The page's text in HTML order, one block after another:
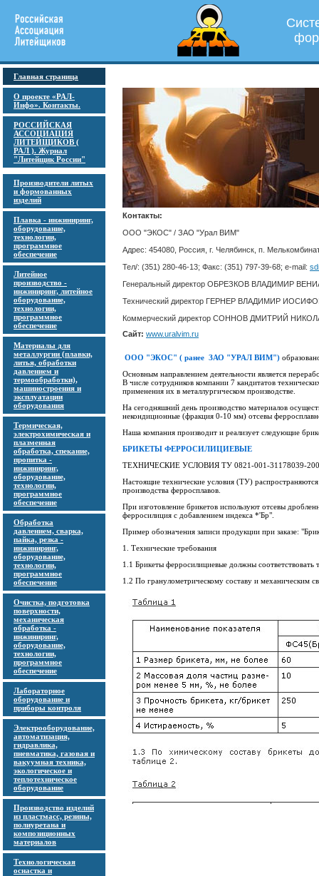
Главная страница
О проекте «РАЛ-
Инфо». Контакты.
РОССИЙСКАЯ
АССОЦИАЦИЯ
ЛИТЕЙЩИКОВ (
РАЛ ). Журнал
"Литейщик России"
Производители литых
и формованных
изделий
Плавка - инжиниринг,
оборудование,
технологии,
программное
обеспечение
Литейное
производство -
инжиниринг, литейное
оборудование,
технологии,
программное
обеспечение
Материалы для
металлургии (плавки,
литья, обработки
давлением и
термообработки),
машиностроения и
эксплуатации
оборудования
Термическая,
электрохимическая и
плазменная
обработка, спекание,
пропитка -
инжиниринг,
оборудование,
технологии,
программное
обеспечение
Обработка
давлением, сварка,
пайка, резка -
инжиниринг,
оборудование,
технологии,
программное
обеспечение
Очистка, подготовка
поверхности,
механическая
обработка -
инжиниринг,
оборудование,
технологии,
программное
обеспечение
Лабораторное
оборудование и
приборы контроля
Электрооборудование,
автоматизация,
гидравлика,
пневматика, газовая и
вакуумная техника,
экологическое и
теплотехническое
оборудование
Производство изделий
из пластмасс, резины,
полиуретана и
композиционных
материалов
Технологическая
оснастка и
Контакты:
ООО "ЭКОС" / ЗАО "Урал ВИМ"
Адрес: 454080, Россия, г. Челябинск, п.
Тел/: (351) 280-46-13; Факс: (351) 797-39-68; e-mail:
Генеральный директор ОБРЕЗКОВ ВЛАДИМИР
Технический директор ГЕРНЕР ВЛАДИМИР
Коммерческий директор СОННОВ ДМИТРИЙ
Сайт: www.uralvim.ru
ООО "ЭКОС" ( ранее ЗАО "УРАЛ ВИМ")
Основным направлением деятельности является
В числе сотрудников компании 7 кандитатов
применения их в металлургическом производстве.
На сегодняшний день производство материалов
некондиционные (фракция 0-10 мм) отсевы
Наша компания производит и реализует следующие
БРИКЕТЫ ФЕРРОСИЛИЦИЕВЫЕ
ТЕХНИЧЕСКИЕ УСЛОВИЯ ТУ 0821-001-31178039-
Настоящие технические условия (ТУ)
производства ферросплавов.
При изготовление брикетов используют отсевы
ферросилиция с добавлением индекса *'Бр".
Пример обозначения записи продукции при заказе:
1. Технические требования
1.1 Брикеты ферросилициевые должны
1.2 По гранулометрическому составу и механическим